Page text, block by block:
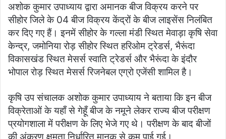
अशोक कुमार उपाध्याय द्वारा अमानक बीज विक्रय करने पर
सीहोर जिले के 04 बीज विक्रय केंद्रों के बीज लाइसेंस निलंबित
कर दिए गए हैं। इनमें सीहोर के गल्ला मंडी स्थित मेवाड़ा कृषि सेवा
केन्द्र, जमोनिया रोड़ सीहोर स्थित हरिओम ट्रेडर्स, भैरूंदा
विकासखंड स्थित मेसर्स स्वाति ट्रेडर्स और भैरूंदा के इंदौर
भोपाल रोड़ स्थित मेसर्स रिजनेबल एग्रो एजेंसी शामिल है।
कृषि उप संचालक अशोक कुमार उपाध्याय ने बताया कि इन बीज
विक्रेताओं के यहाँ से गेहूँ बीज के नमूने लेकर राज्य बीज परीक्षण
प्रयोगशाला में परीक्षण के लिए भेजे गए थे। परीक्षण के बाद बीजों
की अंकुरण क्षमता निर्धारित मानक से कम पाई गई।